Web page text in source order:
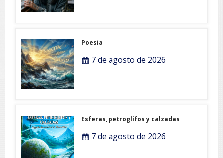
Poesia
7 de agosto de 2026
Esferas, petroglifos y calzadas
7 de agosto de 2026